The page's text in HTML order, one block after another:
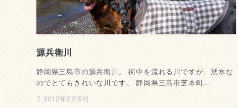
源兵衛川
静岡県三島市の源兵衛川。 街中を流れる川ですが、湧水な
のでとてもきれいな川です。 静岡県三島市芝本町…
2012年2月5日